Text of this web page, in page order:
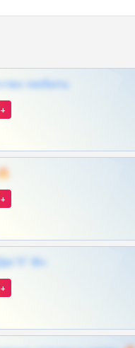
любить
ТГ 18+